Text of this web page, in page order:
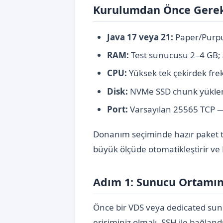
Kurulumdan Önce
Java 17 veya 21: Paper/
RAM: Test sunucusu 2–4
CPU: Yüksek tek çekirdek
Disk: NVMe SSD chunk
Port: Varsayılan 25565 TCP
Donanım seçiminde hazır
büyük ölçüde otomatikleştirir ve
Adım 1: Sunucu
Önce bir VDS veya dedicated